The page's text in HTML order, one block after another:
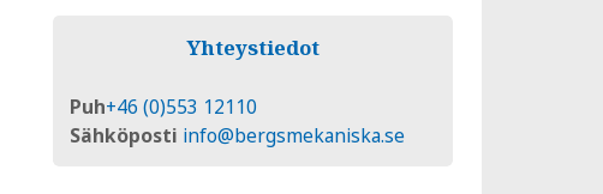
Yhteystiedot
Puh+46 (0)553 12110
Sähköposti info@bergsmekaniska.se